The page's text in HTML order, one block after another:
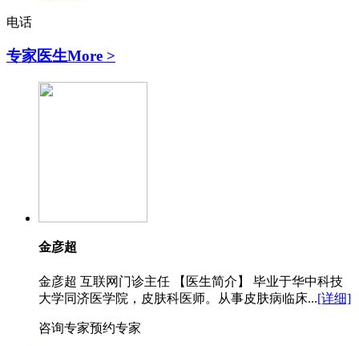
电话
专家医生More >
金彦超
金彦超 互联网门诊主任 【医生简介】 毕业于华中科技
大学同济医学院，皮肤科医师。从事皮肤病临床...[详细]
咨询专家预约专家